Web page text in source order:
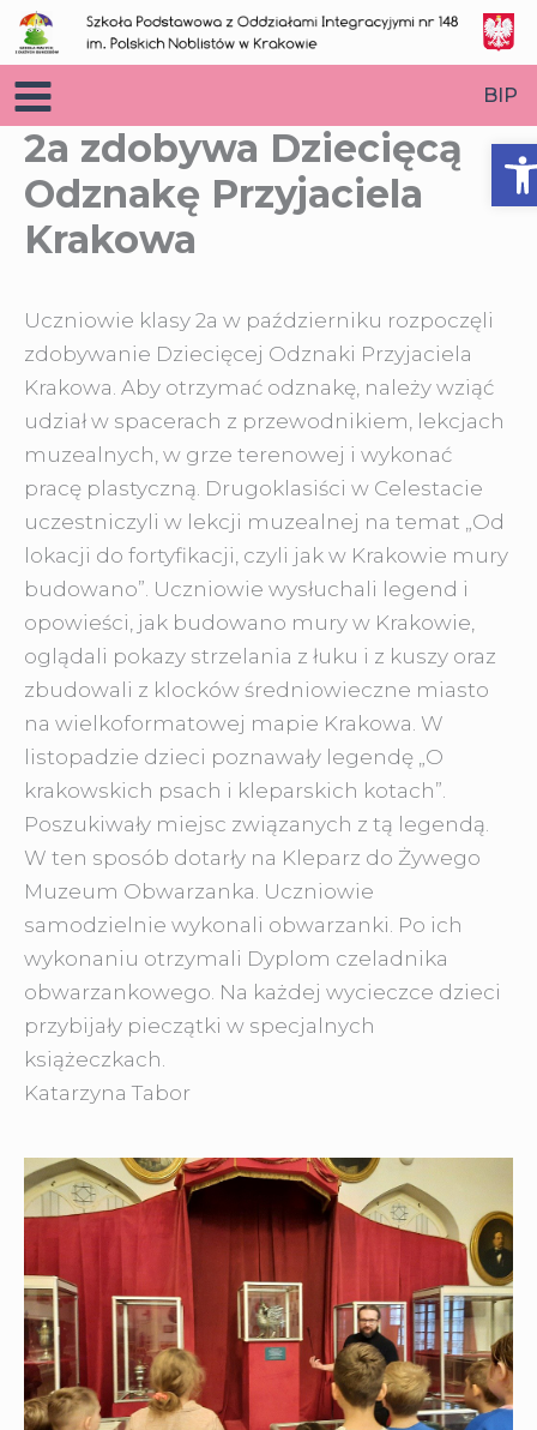
Przejdź
do
treści
BIP
2a zdobywa Dziecięcą
Odznakę Przyjaciela
Krakowa
Uczniowie klasy 2a w październiku rozpoczęli
zdobywanie Dziecięcej Odznaki Przyjaciela
Krakowa. Aby otrzymać odznakę, należy wziąć
udział w spacerach z przewodnikiem, lekcjach
muzealnych, w grze terenowej i wykonać
pracę plastyczną. Drugoklasiści w Celestacie
uczestniczyli w lekcji muzealnej na temat „Od
lokacji do fortyfikacji, czyli jak w Krakowie mury
budowano”. Uczniowie wysłuchali legend i
opowieści, jak budowano mury w Krakowie,
oglądali pokazy strzelania z łuku i z kuszy oraz
zbudowali z klocków średniowieczne miasto
na wielkoformatowej mapie Krakowa. W
listopadzie dzieci poznawały legendę „O
krakowskich psach i kleparskich kotach”.
Poszukiwały miejsc związanych z tą legendą.
W ten sposób dotarły na Kleparz do Żywego
Muzeum Obwarzanka. Uczniowie
samodzielnie wykonali obwarzanki. Po ich
wykonaniu otrzymali Dyplom czeladnika
obwarzankowego. Na każdej wycieczce dzieci
przybijały pieczątki w specjalnych
książeczkach.
Katarzyna Tabor